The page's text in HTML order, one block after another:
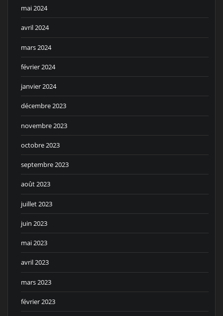
mai 2024
avril 2024
mars 2024
février 2024
janvier 2024
décembre 2023
novembre 2023
octobre 2023
septembre 2023
août 2023
juillet 2023
juin 2023
mai 2023
avril 2023
mars 2023
février 2023